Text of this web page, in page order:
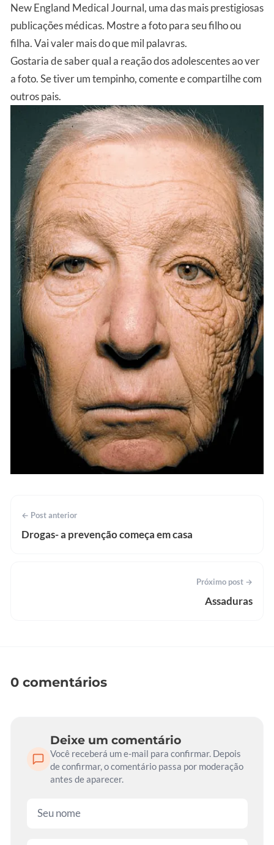
New England Medical Journal, uma das mais prestigiosas
publicações médicas. Mostre a foto para seu filho ou
filha. Vai valer mais do que mil palavras.
Gostaria de saber qual a reação dos adolescentes ao ver
a foto. Se tiver um tempinho, comente e compartilhe com
outros pais.
← Post anterior
Drogas- a prevenção começa em casa
Próximo post →
Assaduras
0 comentários
Deixe um comentário
Você receberá um e-mail para confirmar. Depois
de confirmar, o comentário passa por moderação
antes de aparecer.